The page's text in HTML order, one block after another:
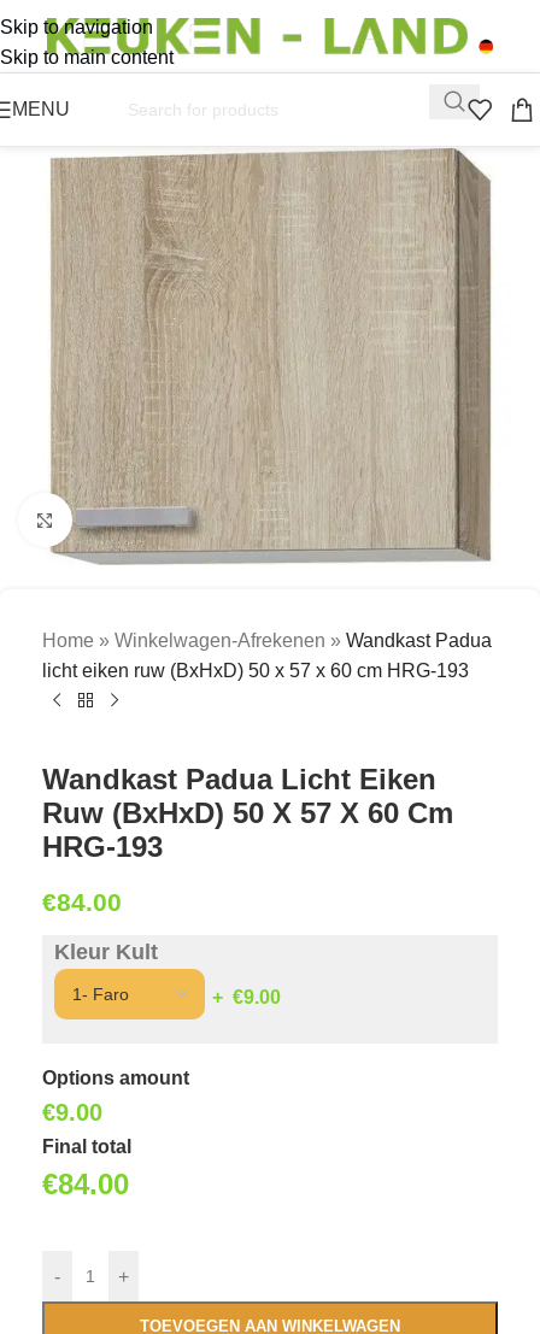
Skip to navigation
Skip to main content
MENU
Click to enlarge
Home » Winkelwagen-Afrekenen » Wandkast Padua
licht eiken ruw (BxHxD) 50 x 57 x 60 cm HRG-193
Wandkast Padua Licht Eiken
Ruw (BxHxD) 50 X 57 X 60 Cm
HRG-193
€84.00
Kleur Kult
€9.00
Options amount
€9.00
Final total
€84.00
- +
TOEVOEGEN AAN WINKELWAGEN